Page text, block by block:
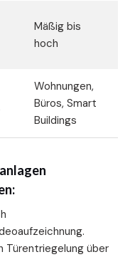
Mäßig bis
hoch
Wohnungen,
Büros, Smart
Buildings
über